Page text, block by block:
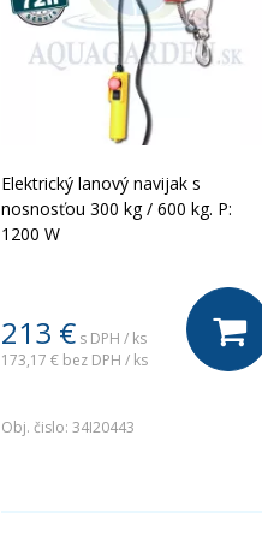
Elektrický lanový navijak s
nosnosťou 300 kg / 600 kg. P:
1200 W
213 € s DPH / ks
173,17 € bez DPH / ks
Obj. čislo:34I20443